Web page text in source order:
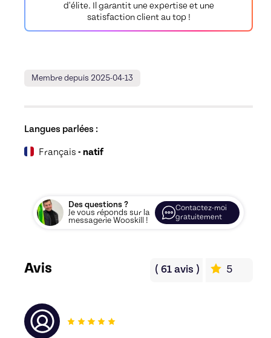
d'élite. Il garantit une expertise et une
satisfaction client au top !
Membre depuis 2025-04-13
Langues parlées :
Français - natif
Des questions ?
Je vous réponds sur la
messagerie Wooskill !
Contactez-moi
gratuitement
Avis ( 61avis ) 5